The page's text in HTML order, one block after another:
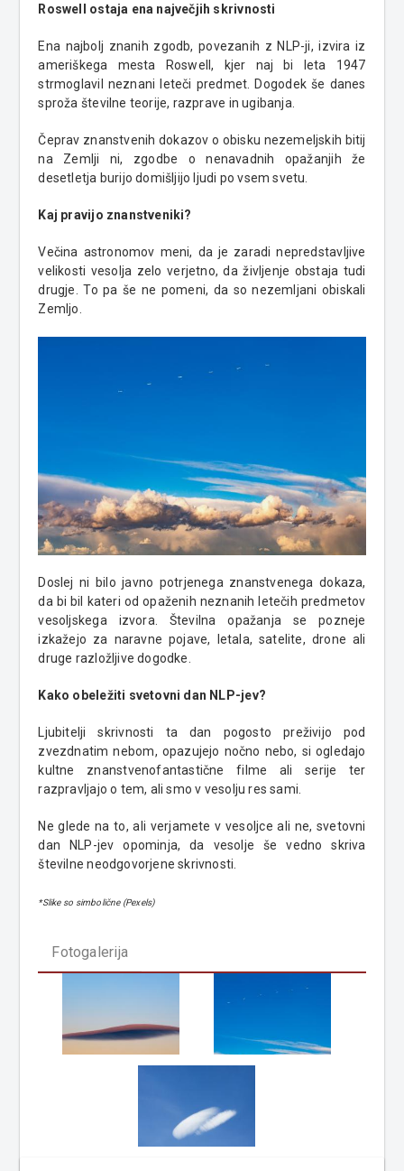
Roswell ostaja ena največjih skrivnosti
Ena najbolj znanih zgodb, povezanih z NLP-ji, izvira iz
ameriškega mesta Roswell, kjer naj bi leta 1947
strmoglavil neznani leteči predmet. Dogodek še danes
sproža številne teorije, razprave in ugibanja.
Čeprav znanstvenih dokazov o obisku nezemeljskih bitij
na Zemlji ni, zgodbe o nenavadnih opažanjih že
desetletja burijo domišljijo ljudi po vsem svetu.
Kaj pravijo znanstveniki?
Večina astronomov meni, da je zaradi nepredstavljive
velikosti vesolja zelo verjetno, da življenje obstaja tudi
drugje. To pa še ne pomeni, da so nezemljani obiskali
Zemljo.
Doslej ni bilo javno potrjenega znanstvenega dokaza,
da bi bil kateri od opaženih neznanih letečih predmetov
vesoljskega izvora. Številna opažanja se pozneje
izkažejo za naravne pojave, letala, satelite, drone ali
druge razložljive dogodke.
Kako obeležiti svetovni dan NLP-jev?
Ljubitelji skrivnosti ta dan pogosto preživijo pod
zvezdnatim nebom, opazujejo nočno nebo, si ogledajo
kultne znanstvenofantastične filme ali serije ter
razpravljajo o tem, ali smo v vesolju res sami.
Ne glede na to, ali verjamete v vesoljce ali ne, svetovni
dan NLP-jev opominja, da vesolje še vedno skriva
številne neodgovorjene skrivnosti.
*Slike so simbolične (Pexels)
Fotogalerija